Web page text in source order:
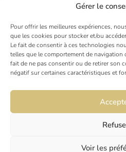
Gérer le
Pour offrir les meilleures expériences,
que les cookies pour stocker et/ou
Le fait de consentir à ces technologies
telles que le comportement de navigation
fait de ne pas consentir ou de retirer son
négatif sur certaines caractéristiques et
Voir les
NOS
AVIS